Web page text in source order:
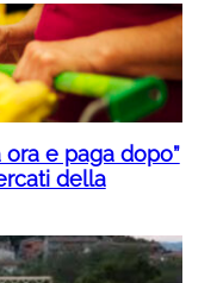
ora e paga dopo”
della